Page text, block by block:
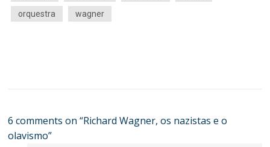
orquestra wagner
6 comments on “Richard Wagner, os nazistas e o
olavismo”